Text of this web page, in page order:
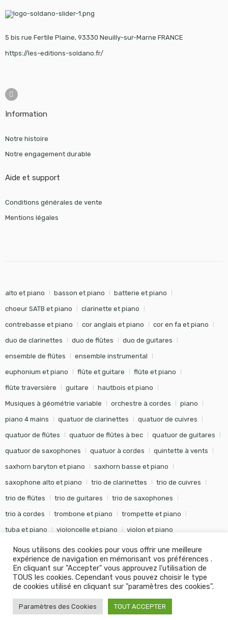
5 bis rue Fertile Plaine, 93330 Neuilly-sur-Marne FRANCE
https://les-editions-soldano.fr/
Information
Notre histoire
Notre engagement durable
Aide et support
Conditions générales de vente
Mentions légales
alto et piano basson et piano batterie et piano
choeur SATB et piano clarinette et piano
contrebasse et piano cor anglais et piano cor en fa et piano
duo de clarinettes duo de flûtes duo de guitares
ensemble de flûtes ensemble instrumental
euphonium et piano flûte et guitare flûte et piano
flûte traversière guitare hautbois et piano
Musiques à géométrie variable orchestre à cordes piano
piano 4 mains quatuor de clarinettes quatuor de cuivres
quatuor de flûtes quatuor de flûtes à bec quatuor de guitares
quatuor de saxophones quatuor à cordes quintette à vents
saxhorn baryton et piano saxhorn basse et piano
saxophone alto et piano trio de clarinettes trio de cuivres
trio de flûtes trio de guitares trio de saxophones
trio à cordes trombone et piano trompette et piano
tuba et piano violoncelle et piano violon et piano
© Editions Soldano - Tous droits réservés - Conception Khalid
KANOUF Agence Digitale
Nous utilisons des cookies pour vous offrir une meilleure
expérience de navigation en mémorisant vos préférences .
En cliquant sur "Accepter" vous approuvez l'utilisation de
TOUS les cookies. Cependant vous pouvez choisir le type
de cookies utilisé en cliquant sur "paramètres des cookies".
Paramètres des Cookies TOUT ACCEPTER